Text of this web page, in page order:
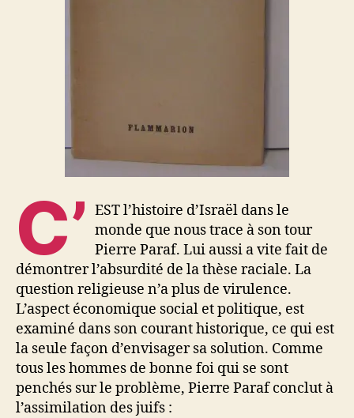
C’ EST l’histoire d’Israël dans le
monde que nous trace à son tour
Pierre Paraf. Lui aussi a vite fait de
démontrer l’absurdité de la thèse raciale. La
question religieuse n’a plus de virulence.
L’aspect économique social et politique, est
examiné dans son courant historique, ce qui est
la seule façon d’envisager sa solution. Comme
tous les hommes de bonne foi qui se sont
penchés sur le problème, Pierre Paraf conclut à
l’assimilation des juifs :